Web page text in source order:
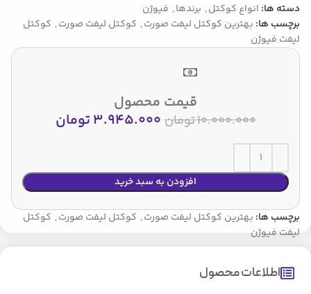
دسته ها: انواع کوکتل, برندها, فیوژن
برچسب ها: بهترین کوکتل لیفت صورت, کوکتل لیفت صورت, کوکتل
لیفت فیوژن
قیمت محصول
10.000.000تومان3.945.000تومان
افزودن به سبد خرید
برچسب ها: بهترین کوکتل لیفت صورت, کوکتل لیفت صورت, کوکتل
لیفت فیوژن
اطلاعات محصول